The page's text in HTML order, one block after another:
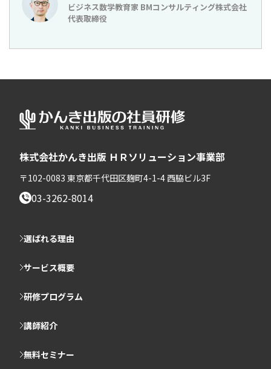
ビジネス数学教育家 BMコンサルティング株式会社
代表取締役
株式会社かんき出版 ＨＲソリューション事業部
〒102-0083 東京都千代田区麹町4-1-4 西脇ビル3F
03-3262-8014
選ばれる理由
サービス概要
研修プログラム
講師紹介
無料セミナー